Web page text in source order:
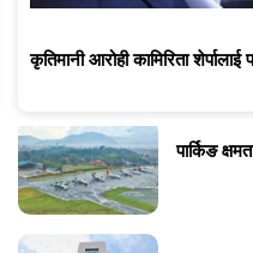
कृतिमानी आरोही कामिरिता
पार्किङ